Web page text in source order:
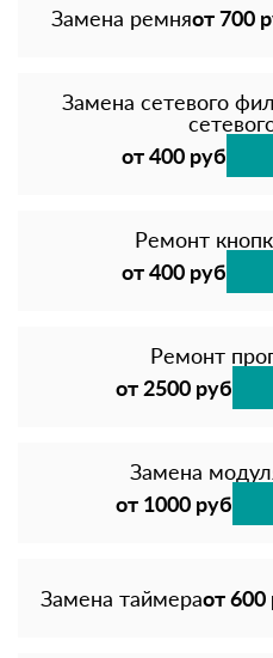
Замена ремняот 700
Замена сетевого
от 400 руб
Ремонт
от 400 руб
Ремонт
от 2500 руб
Замена
от 1000 руб
Замена таймераот 600